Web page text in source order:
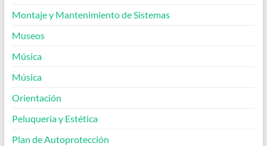
Montaje y Mantenimiento de Sistemas
Museos
Música
Música
Orientación
Peluquería y Estética
Plan de Autoprotección